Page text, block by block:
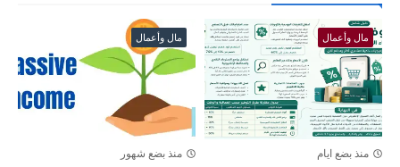
مال وأعمال
منذ بضع ايام
مال وأعمال
منذ بضع شهور